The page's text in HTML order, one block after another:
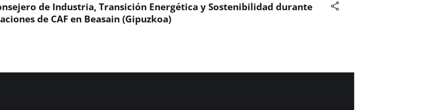
de Industria, Transición Energética y Sostenibilidad durante
de CAF en Beasain (Gipuzkoa)